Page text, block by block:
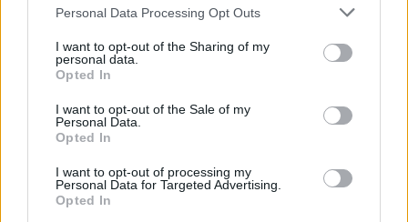
Please note that this website/app uses one or more Google
not limited to your visit or usage behaviour. You may click to
grant or deny consent to Google and its third-party tags to
use your data for below specified purposes in below Google
consent section.
Personal Data Processing Opt Outs
I want to opt-out of the Sharing of my
personal data.
Opted In
I want to opt-out of the Sale of my
Personal Data.
Opted In
I want to opt-out of processing my
Personal Data for Targeted Advertising.
Opted In
Condividi l'articolo
F
a
ce
b
o
T
w
it
te
r
n
te
re
st
h
s
A
h
re
Prossimo articolo